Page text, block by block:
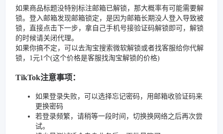
如果商品标题没特别标注邮箱已解锁，那大概率有可能需要解
锁。登入邮箱发现邮箱锁定，是因为邮箱长期没人登入导致被
锁，直接点击下一步，拿自己手机号接验证码解锁即可，解锁
的时候请关闭代理。
如果你搞不定，可以去淘宝搜索微软解锁或者找客服给你代解
锁，1元1个(这个价格是客服找淘宝解锁的价格)
TikTok注意事项：
如果登录失败，可以选择忘记密码，用邮箱收验证码来
更换密码
若登录频繁，请稍等一段时间，切换换网络之后再次尝
试。